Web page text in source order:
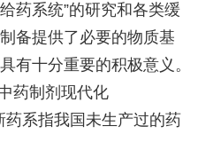
药系统”的研究和各类缓
备提供了必要的物质基
有十分重要的积极意义。
制剂现代化
系指我国未生产过的药